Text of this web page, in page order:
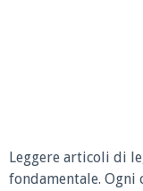
Leggere articoli di
fondamentale. Ogni